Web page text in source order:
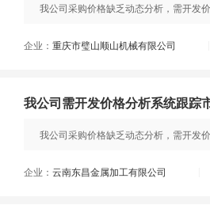
我公司采购价格缺乏动态分析，需开发
企业： 重庆市璧山顺山机械有限公司
我公司需开发价格分析系统跟踪
我公司采购价格缺乏动态分析，需开发
企业： 云南东昌金属加工有限公司